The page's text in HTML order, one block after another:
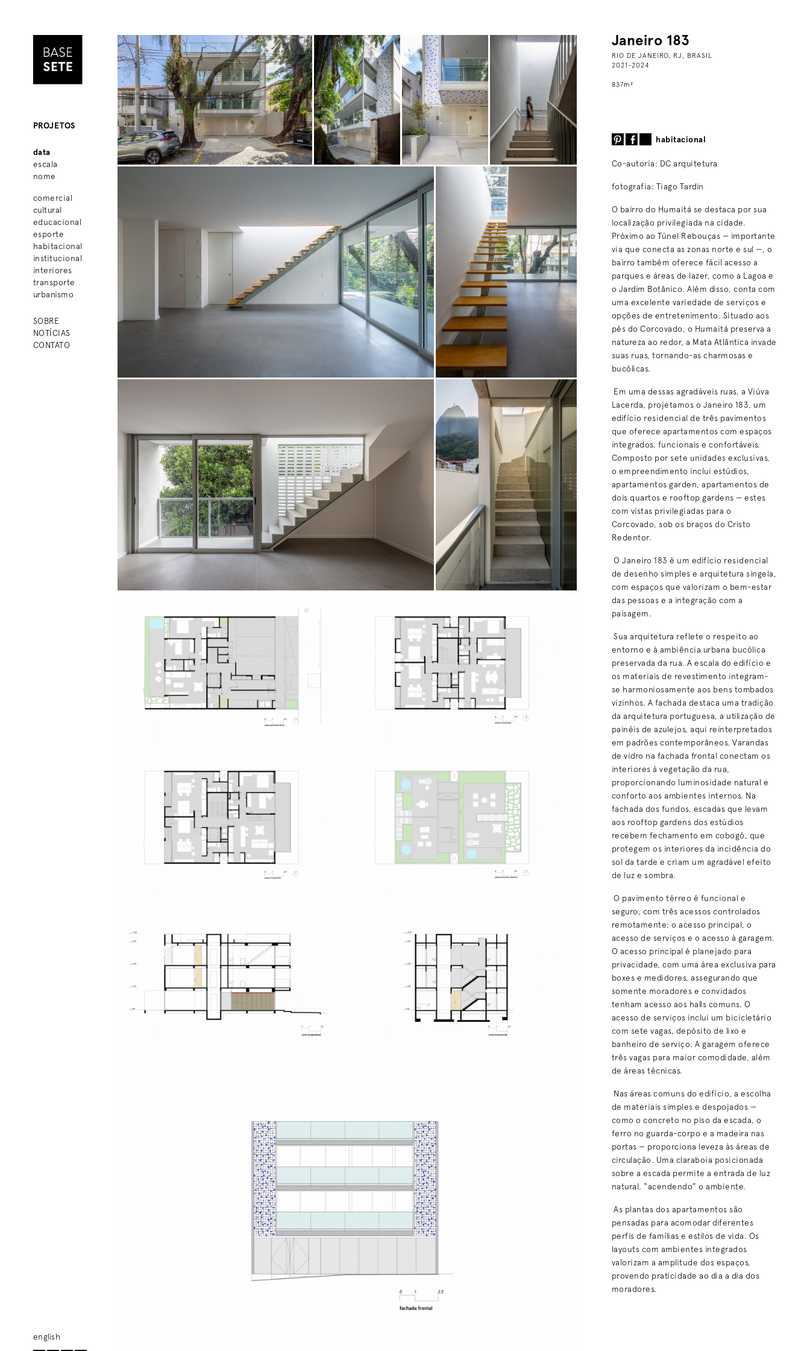
PROJETOS
data
escala
nome
comercial
cultural
educacional
esporte
habitacional
institucional
interiores
transporte
urbanismo
SOBRE
NOTÍCIAS
CONTATO
english
Janeiro 183
RIO DE JANEIRO, RJ, BRASIL
2021-2024
837m²
habitacional
Co-autoria: DC arquitetura
fotografia: Tiago Tardin
O bairro do Humaitá se destaca por sua
localização privilegiada na cidade.
Próximo ao Túnel Rebouças — importante
via que conecta as zonas norte e sul —, o
bairro também oferece fácil acesso a
parques e áreas de lazer, como a Lagoa e
o Jardim Botânico. Além disso, conta com
uma excelente variedade de serviços e
opções de entretenimento. Situado aos
pés do Corcovado, o Humaitá preserva a
natureza ao redor, a Mata Atlântica invade
suas ruas, tornando-as charmosas e
bucólicas.
Em uma dessas agradáveis ruas, a Viúva
Lacerda, projetamos o Janeiro 183, um
edifício residencial de três pavimentos
que oferece apartamentos com espaços
integrados, funcionais e confortáveis.
Composto por sete unidades exclusivas,
o empreendimento inclui estúdios,
apartamentos garden, apartamentos de
dois quartos e rooftop gardens — estes
com vistas privilegiadas para o
Corcovado, sob os braços do Cristo
Redentor.
O Janeiro 183 é um edifício residencial
de desenho simples e arquitetura singela,
com espaços que valorizam o bem-estar
das pessoas e a integração com a
paisagem.
Sua arquitetura reflete o respeito ao
entorno e à ambiência urbana bucólica
preservada da rua. A escala do edifício e
os materiais de revestimento integram-
se harmoniosamente aos bens tombados
vizinhos. A fachada destaca uma tradição
da arquitetura portuguesa, a utilização de
painéis de azulejos, aqui reinterpretados
em padrões contemporâneos. Varandas
de vidro na fachada frontal conectam os
interiores à vegetação da rua,
proporcionando luminosidade natural e
conforto aos ambientes internos. Na
fachada dos fundos, escadas que levam
aos rooftop gardens dos estúdios
recebem fechamento em cobogó, que
protegem os interiores da incidência do
sol da tarde e criam um agradável efeito
de luz e sombra.
O pavimento térreo é funcional e
seguro, com três acessos controlados
remotamente: o acesso principal, o
acesso de serviços e o acesso à garagem.
O acesso principal é planejado para
privacidade, com uma área exclusiva para
boxes e medidores, assegurando que
somente moradores e convidados
tenham acesso aos halls comuns. O
acesso de serviços inclui um bicicletário
com sete vagas, depósito de lixo e
banheiro de serviço. A garagem oferece
três vagas para maior comodidade, além
de áreas técnicas.
Nas áreas comuns do edifício, a escolha
de materiais simples e despojados —
como o concreto no piso da escada, o
ferro no guarda-corpo e a madeira nas
portas — proporciona leveza às áreas de
circulação. Uma claraboia posicionada
sobre a escada permite a entrada de luz
natural, “acendendo” o ambiente.
As plantas dos apartamentos são
pensadas para acomodar diferentes
perfis de famílias e estilos de vida. Os
layouts com ambientes integrados
valorizam a amplitude dos espaços,
provendo praticidade ao dia a dia dos
moradores.